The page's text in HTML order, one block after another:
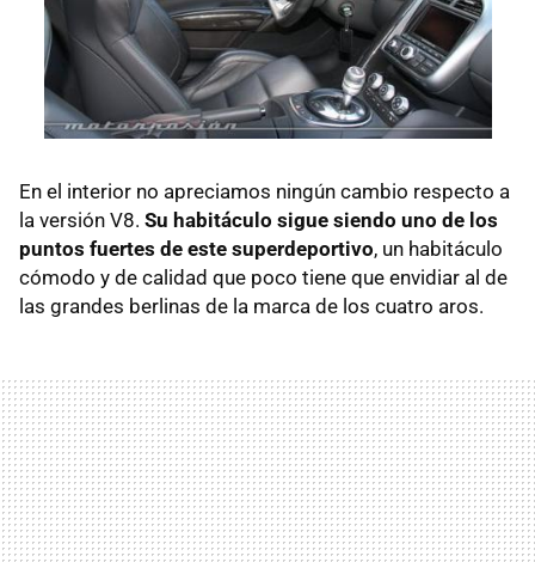
En el interior no apreciamos ningún cambio respecto a
la versión V8. Su habitáculo sigue siendo uno de los
puntos fuertes de este superdeportivo, un habitáculo
cómodo y de calidad que poco tiene que envidiar al de
las grandes berlinas de la marca de los cuatro aros.